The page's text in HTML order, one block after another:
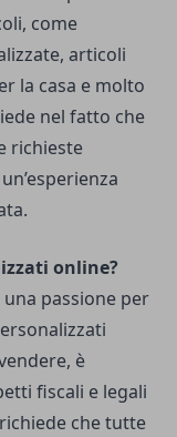
come
articoli
la casa e molto
nel fatto che
richieste
online?
passione per
è
fiscali e legali
che tutte